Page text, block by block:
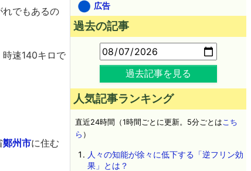
でもあるの
速140キロで
鄭州市に住む
広告
過去の記事
過去記事を見る
人気記事ランキング
直近24時間（1時間ごとに更新。5分ごとはこち
ら ）
人々の知能が徐々に低下する「逆フリン効
果」とは？